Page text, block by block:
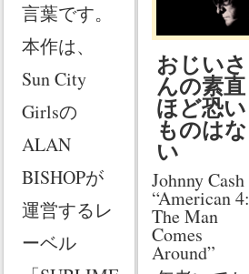
言葉です。
本作は、
Sun City
Girlsの
ALAN
BISHOPが
運営するレ
ーベル
おじいさ
んの素直
ほど恐い
ものはな
い
Johnny Cash
“American 4:
The Man
Comes
Around”